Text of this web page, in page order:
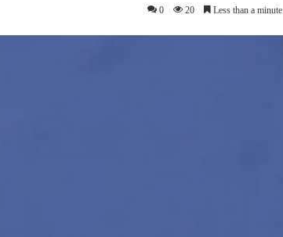
0 20 Less than a minute